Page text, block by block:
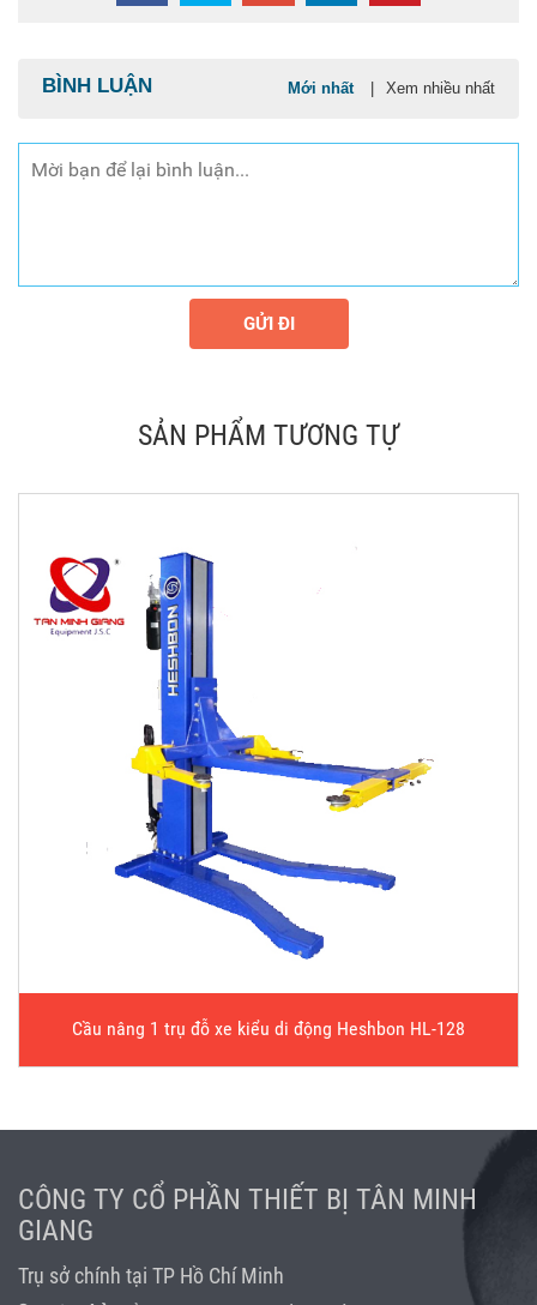
BÌNH LUẬN Mới nhất | Xem nhiều nhất
GỬI ĐI
SẢN PHẨM TƯƠNG TỰ
Cầu nâng 1 trụ đỗ xe kiểu di động Heshbon HL-128
CÔNG TY CỔ PHẦN THIẾT BỊ TÂN MINH
GIANG
Trụ sở chính tại TP Hồ Chí Minh